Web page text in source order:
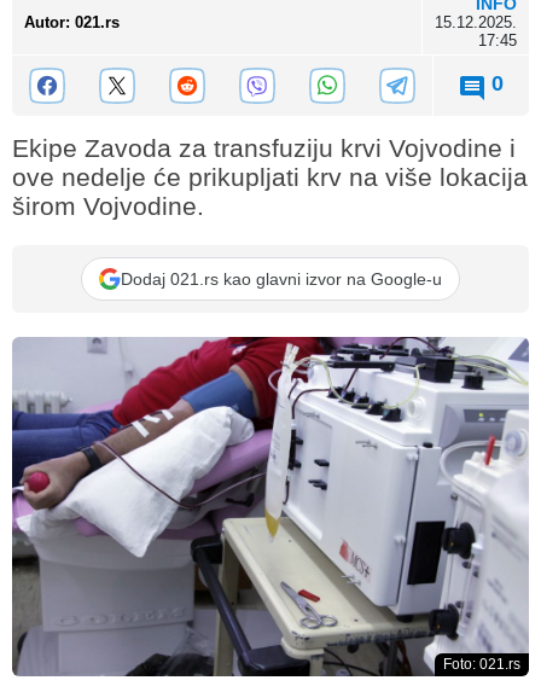
Autor: 021.rs
15.12.2025.
17:45
0
Ekipe Zavoda za transfuziju krvi Vojvodine i
ove nedelje će prikupljati krv na više lokacija
širom Vojvodine.
Dodaj 021.rs kao glavni izvor na Google-u
Foto: 021.rs